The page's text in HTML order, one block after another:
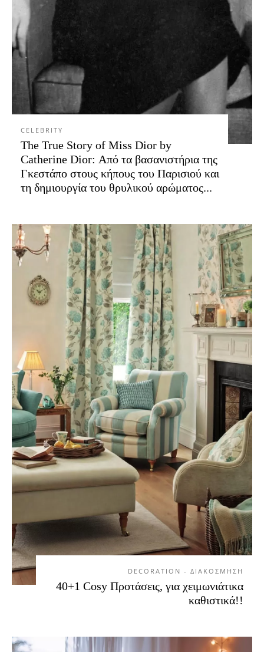
CELEBRITY
The True Story of Miss Dior by
Catherine Dior: Από τα βασανιστήρια της
Γκεστάπο στους κήπους του Παρισιού και
τη δημιουργία του θρυλικού αρώματος...
DECORATION - ΔΙΑΚΟΣΜΗΣΗ
40+1 Cosy Προτάσεις, για χειμωνιάτικα
καθιστικά!!